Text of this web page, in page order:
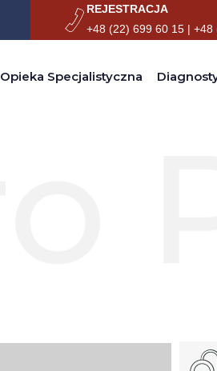
REJESTRACJA
+48 (22) 699 60 15 | +48
Opieka Specjalistyczna